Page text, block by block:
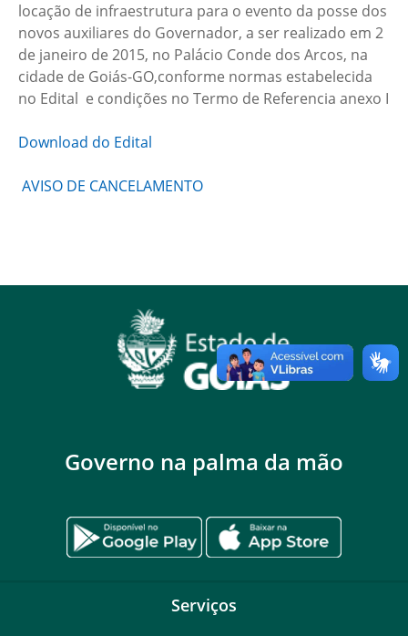
locação de infraestrutura para o evento da posse dos
novos auxiliares do Governador, a ser realizado em 2
de janeiro de 2015, no Palácio Conde dos Arcos, na
cidade de Goiás-GO,conforme normas estabelecida
no Edital e condições no Termo de Referencia anexo I
Download do Edital
AVISO DE CANCELAMENTO
Governo na palma da mão
Serviços